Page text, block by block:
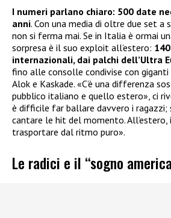
I numeri parlano chiaro: 500 date
anni. Con una media di oltre due set a
non si ferma mai. Se in Italia è ormai
sorpresa è il suo exploit all’estero:
internazionali, dai palchi dell’Ultra
fino alle consolle condivise con giganti
Alok e Kaskade. «C’è una differenza
pubblico italiano e quello estero», ci
è difficile far ballare davvero i ragazzi;
cantare le hit del momento. All’estero,
trasportare dal ritmo puro».
Le radici e il “sogno